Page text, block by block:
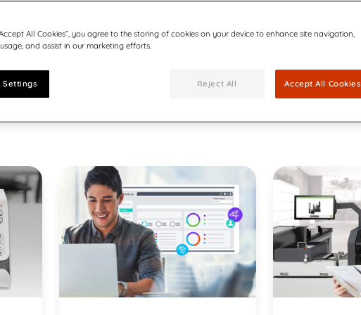
All Cookies”, you agree to the storing of cookies on your device to enhance site navigation,
and assist in our marketing efforts.
Settings Reject All Accept All Cookies